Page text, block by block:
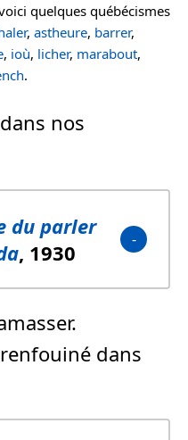
quelques québécismes
, astheure, barrer,
, ioù, licher, marabout,
.
nos
du parler
, 1930
dans